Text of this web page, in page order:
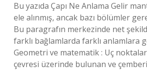
Bu yazıda Çapı Ne Anlama Gelir
ele alınmış, ancak bazı bölümler
Bu paragrafın merkezinde net
farklı bağlamlarda farklı anlamlara
Geometri ve matematik : Uç
çevresi üzerinde bulunan ve